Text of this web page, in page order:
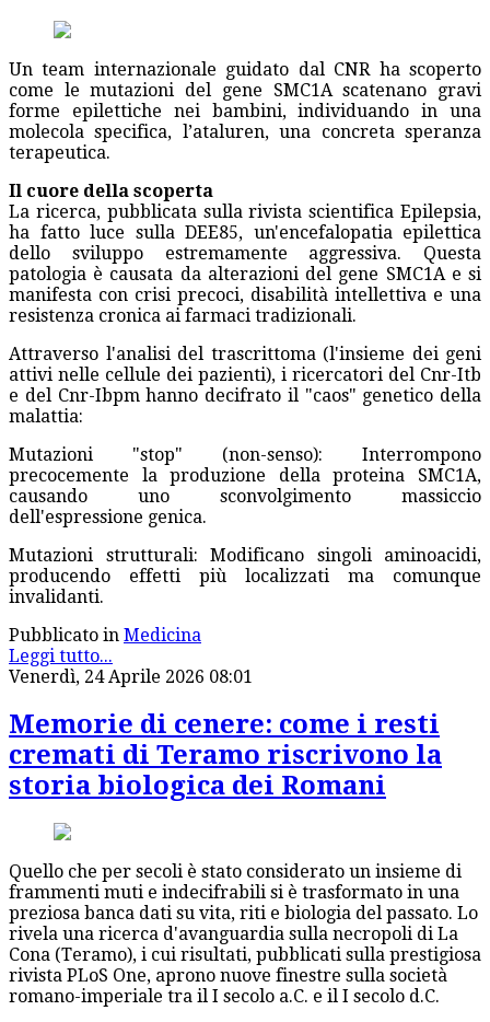
Un team internazionale guidato dal CNR ha scoperto
come le mutazioni del gene SMC1A scatenano gravi
forme epilettiche nei bambini, individuando in una
molecola specifica, l’ataluren, una concreta speranza
terapeutica.
Il cuore della scoperta
La ricerca, pubblicata sulla rivista scientifica Epilepsia,
ha fatto luce sulla DEE85, un'encefalopatia epilettica
dello sviluppo estremamente aggressiva. Questa
patologia è causata da alterazioni del gene SMC1A e si
manifesta con crisi precoci, disabilità intellettiva e una
resistenza cronica ai farmaci tradizionali.
Attraverso l'analisi del trascrittoma (l'insieme dei geni
attivi nelle cellule dei pazienti), i ricercatori del Cnr-Itb
e del Cnr-Ibpm hanno decifrato il "caos" genetico della
malattia:
Mutazioni "stop" (non-senso): Interrompono
precocemente la produzione della proteina SMC1A,
causando uno sconvolgimento massiccio
dell'espressione genica.
Mutazioni strutturali: Modificano singoli aminoacidi,
producendo effetti più localizzati ma comunque
invalidanti.
Pubblicato in Medicina
Leggi tutto...
Venerdì, 24 Aprile 2026 08:01
Memorie di cenere: come i resti
cremati di Teramo riscrivono la
storia biologica dei Romani
Quello che per secoli è stato considerato un insieme di
frammenti muti e indecifrabili si è trasformato in una
preziosa banca dati su vita, riti e biologia del passato. Lo
rivela una ricerca d'avanguardia sulla necropoli di La
Cona (Teramo), i cui risultati, pubblicati sulla prestigiosa
rivista PLoS One, aprono nuove finestre sulla società
romano-imperiale tra il I secolo a.C. e il I secolo d.C.